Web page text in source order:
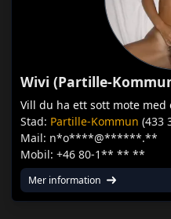
Wivi (Partille-
Vill du ha ett sott mote med
Stad: Partille-Kommun (433
Mail: n*o****@******.**
Mobil: +46 80-1** ** **
Mer information